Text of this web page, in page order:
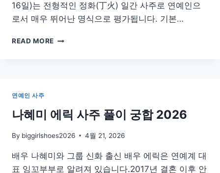
16일)는 전형적인 정화(丁火) 일간 사주로 연예인으
로서 매우 뛰어난 명식으로 평가됩니다. 기본…
READ MORE 변
주
풀
이
합
2026
연예인 사주
나혜미 에릭 사주 풀이 궁합 2026
By biggirlshoes2026 4월 21, 2026
배우 나혜미와 그룹 신화 출신 배우 에릭은 연예계 대
표 잉꼬부부로 알려져 있습니다.2017년 결혼 이후 안